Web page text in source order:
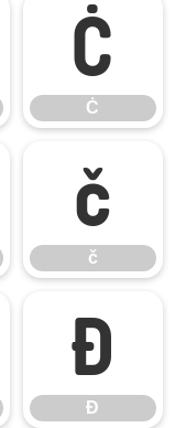
Ċ
Ċ
č
č
Đ
Đ